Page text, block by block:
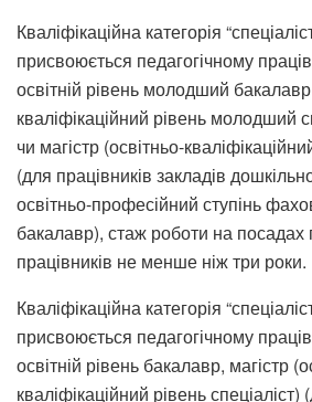
Кваліфікаційна категорія
присвоюється педагогічному
освітній рівень молодший
кваліфікаційний рівень молодший
чи магістр (освітньо-
(для працівників закладів
освітньо-професійний ступінь
бакалавр), стаж роботи на посадах
працівників не менше ніж три роки.
Кваліфікаційна категорія
присвоюється педагогічному
освітній рівень бакалавр, магістр
кваліфікаційний рівень спеціаліст)